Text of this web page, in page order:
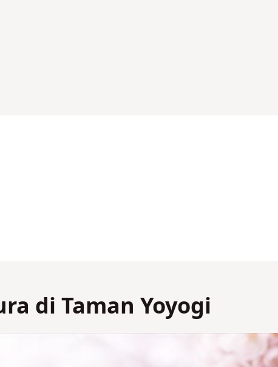
di Taman Yoyogi